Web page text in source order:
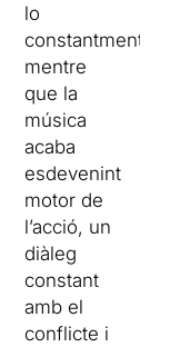
lo
constantment,
mentre
que la
música
acaba
esdevenint
motor de
l’acció, un
diàleg
constant
amb el
conflicte i